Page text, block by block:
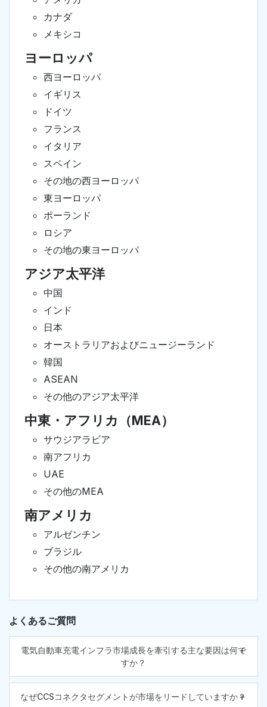
カナダ
メキシコ
ヨーロッパ
西ヨーロッパ
イギリス
ドイツ
フランス
イタリア
スペイン
その地の西ヨーロッパ
東ヨーロッパ
ポーランド
ロシア
その地の東ヨーロッパ
アジア太平洋
中国
インド
日本
オーストラリアおよびニュージーランド
韓国
ASEAN
その他のアジア太平洋
中東・アフリカ（MEA）
サウジアラビア
南アフリカ
UAE
その他のMEA
南アメリカ
アルゼンチン
ブラジル
その他の南アメリカ
よくあるご質問
電気自動車充電インフラ市場成長を牽引する主な要因は何で
すか？
なぜCCSコネクタセグメントが市場をリードしていますか？